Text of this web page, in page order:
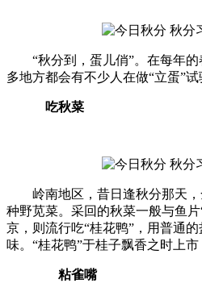
“秋分到，蛋儿俏”。在每年
多地方都会有不少人在做“立蛋”试
吃秋菜
岭南地区，昔日逢秋分那天
种野苋菜。采回的秋菜一般与鱼
京，则流行吃“桂花鸭”，用普通
味。“桂花鸭”于桂子飘香之时上市
粘雀嘴